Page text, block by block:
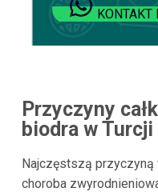
KONTAKT
Przyczyny
biodra wTurcji
Najczęstszą
choroba